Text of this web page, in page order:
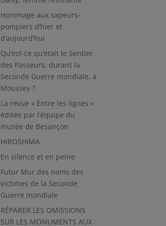
Hommage aux sapeurs-
pompiers d’hier et
d’aujourd’hui
Qu’est-ce qu’était le Sentier
des Passeurs, durant la
Seconde Guerre mondiale, à
Moussey ?
La revue « Entre les lignes »
éditée par l’équipe du
musée de Besançon
HIROSHIMA
En silence et en peine
Futur Mur des noms des
victimes de la Seconde
Guerre mondiale
RÉPARER LES OMISSIONS
SUR LES MONUMENTS AUX